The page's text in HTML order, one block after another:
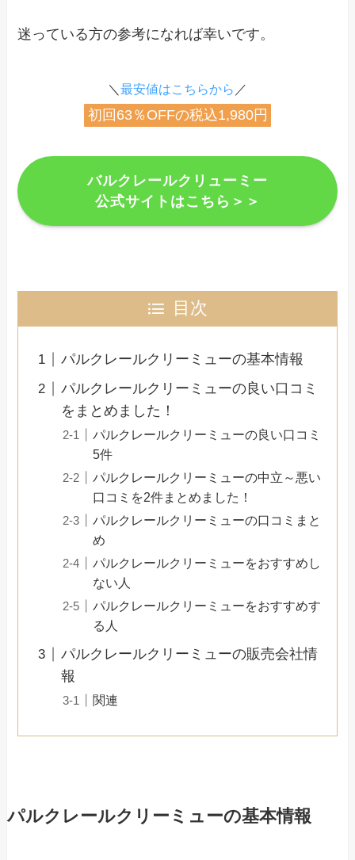
迷っている方の参考になれば幸いです。
＼ 最安値はこちらから ／
初回63％OFFの税込1,980円
バルクレールクリューミー
公式サイトはこちら＞＞
目次
パルクレールクリーミューの基本情報
パルクレールクリーミューの良い口コミ
をまとめました！
パルクレールクリーミューの良い口コミ
5件
パルクレールクリーミューの中立～悪い
口コミを2件まとめました！
パルクレールクリーミューの口コミまと
め
パルクレールクリーミューをおすすめし
ない人
パルクレールクリーミューをおすすめす
る人
パルクレールクリーミューの販売会社情
報
関連
パルクレールクリーミューの基本情報